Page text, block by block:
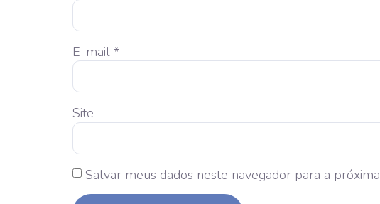
E-mail *
Site
Salvar meus dados neste navegador para a